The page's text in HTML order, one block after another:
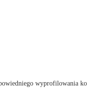
wyprofilowania